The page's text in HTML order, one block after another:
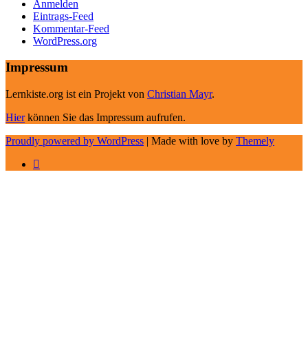
Anmelden
Eintrags-Feed
Kommentar-Feed
WordPress.org
Impressum
Lernkiste.org ist ein Projekt von Christian Mayr.
Hierkönnen Sie das Impressum aufrufen.
Proudly powered by WordPress | Made with love by Themely